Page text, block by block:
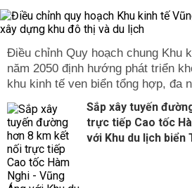
Điều chỉnh Quy hoạch chung Khu
năm 2050 định hướng phát triển
khu kinh tế ven biển tổng hợp, đa
Sắp xây tuyến
trực tiếp Cao tốc
với Khu du lịch biển